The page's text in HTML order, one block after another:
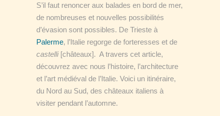
S’il faut renoncer aux balades en bord de mer,
de nombreuses et nouvelles possibilités
d’évasion sont possibles. De Trieste à
Palerme, l’Italie regorge de forteresses et de
castelli[châteaux]. A travers cet article,
découvrez avec nous l’histoire, l’architecture
et l’art médiéval de l’Italie. Voici un itinéraire,
du Nord au Sud, des châteaux italiens à
visiter pendant l’automne.